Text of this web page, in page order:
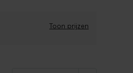
randenToon prijzen